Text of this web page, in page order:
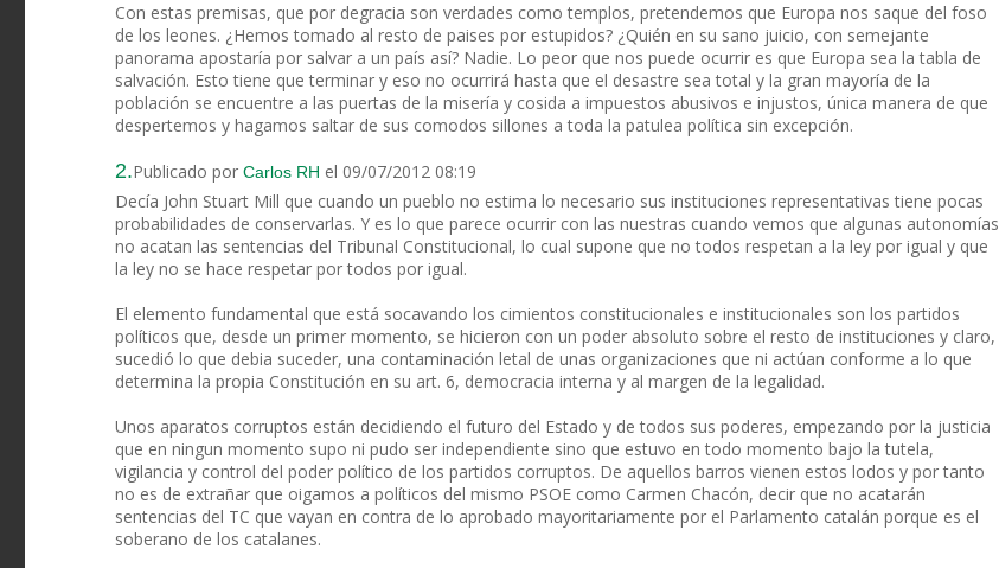
Con estas premisas, que por degracia son verdades como templos, pretendemos que Europa nos saque del foso
de los leones. ¿Hemos tomado al resto de paises por estupidos? ¿Quién en su sano juicio, con semejante
panorama apostaría por salvar a un país así? Nadie. Lo peor que nos puede ocurrir es que Europa sea la tabla de
salvación. Esto tiene que terminar y eso no ocurrirá hasta que el desastre sea total y la gran mayoría de la
población se encuentre a las puertas de la misería y cosida a impuestos abusivos e injustos, única manera de que
despertemos y hagamos saltar de sus comodos sillones a toda la patulea política sin excepción.
2.Publicado por Carlos RH el 09/07/2012 08:19
Decía John Stuart Mill que cuando un pueblo no estima lo necesario sus instituciones representativas tiene pocas
probabilidades de conservarlas. Y es lo que parece ocurrir con las nuestras cuando vemos que algunas autonomías
no acatan las sentencias del Tribunal Constitucional, lo cual supone que no todos respetan a la ley por igual y que
la ley no se hace respetar por todos por igual.
El elemento fundamental que está socavando los cimientos constitucionales e institucionales son los partidos
políticos que, desde un primer momento, se hicieron con un poder absoluto sobre el resto de instituciones y claro,
sucedió lo que debia suceder, una contaminación letal de unas organizaciones que ni actúan conforme a lo que
determina la propia Constitución en su art. 6, democracia interna y al margen de la legalidad.
Unos aparatos corruptos están decidiendo el futuro del Estado y de todos sus poderes, empezando por la justicia
que en ningun momento supo ni pudo ser independiente sino que estuvo en todo momento bajo la tutela,
vigilancia y control del poder político de los partidos corruptos. De aquellos barros vienen estos lodos y por tanto
no es de extrañar que oigamos a políticos del mismo PSOE como Carmen Chacón, decir que no acatarán
sentencias del TC que vayan en contra de lo aprobado mayoritariamente por el Parlamento catalán porque es el
soberano de los catalanes.